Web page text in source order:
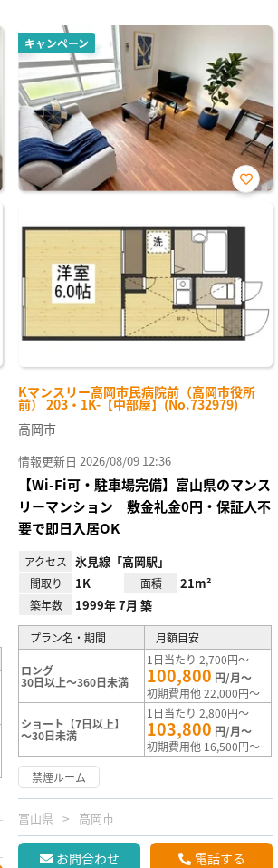
キャンペーン
Kマンスリー高岡市民病院前（高岡市役所
前） 203・1K-【中部屋】(No.732979)
お気
り登
高岡市
情報更新日 2026/08/09 12:36
【Wi-Fi可・駐車場完備】富山県のマンス
リーマンション 敷金礼金0円・保証人不
要で即日入居OK
アクセス 氷見線「高岡駅」
間取り 1K 面積 21m²
築年数 1999年 7月 築
プラン名・期間 月額目安
ロング
30日以上～360日未満
1日当たり 2,700円～
100,800 円/月～
初期費用他 22,000円～
ショート【7日以上】
～30日未満
1日当たり 2,800円～
103,800 円/月～
初期費用他 16,500円～
禁煙ルーム
富山県 高岡市
お問合わせ 電話する